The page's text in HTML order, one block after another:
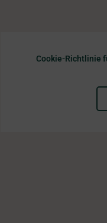
Cookie-Richtlinie